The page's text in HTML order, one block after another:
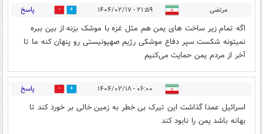
مرتضی ۲۱:۵۹ - ۱۴۰۴/۰۲/۱۷ 0 پاسخ
اگه تمام زیر ساخت های یمن هم مثل غزه با موشک بزنه از بین ببره
نمیتونه شکست سپر دفاع موشکی رژیم صهیونیستی رو پنهان کنه ما تا
آخر از مردم یمن حمایت می‌کنیم
۰۶:۰۰ - ۱۴۰۴/۰۲/۱۸ 1 پاسخ
اسرائیل عمدا گذاشت این تیرک بی خطر به زمین خالی بر خورد کند تا
بهانه باشد یمن را نابود کند